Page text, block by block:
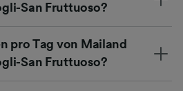
San Fruttuoso?
pro Tag von Mailand
San Fruttuoso?